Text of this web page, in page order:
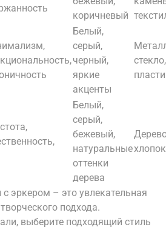
коричневый
Белый,
серый,
черный,
яркие
акценты
стекло,
Белый,
серый,
бежевый,
натуральные
оттенки
дерева
с эркером – это увлекательная
подхода.
выберите подходящий стиль